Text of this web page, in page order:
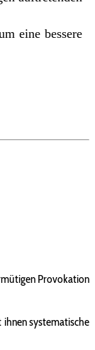
eine bessere
Provokation
systematische